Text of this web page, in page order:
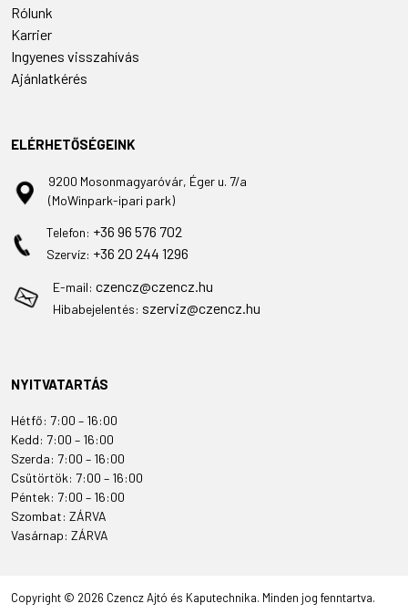
Rólunk
Karrier
Ingyenes visszahívás
Ajánlatkérés
ELÉRHETŐSÉGEINK
9200 Mosonmagyaróvár, Éger u. 7/a
(MoWinpark-ipari park)
Telefon: +36 96 576 702
Szervíz: +36 20 244 1296
E-mail: czencz@czencz.hu
Hibabejelentés: szerviz@czencz.hu
NYITVATARTÁS
Hétfő: 7:00 – 16:00
Kedd: 7:00 – 16:00
Szerda: 7:00 – 16:00
Csütörtök: 7:00 – 16:00
Péntek: 7:00 – 16:00
Szombat: ZÁRVA
Vasárnap: ZÁRVA
Copyright © 2026 Czencz Ajtó és Kaputechnika. Minden jog fenntartva.